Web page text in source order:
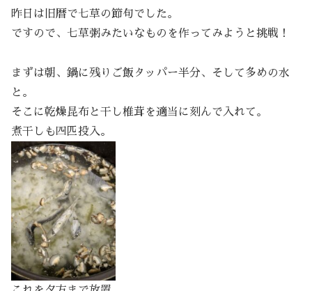
昨日は旧暦で七草の節句でした。
ですので、七草粥みたいなものを作ってみようと挑戦！
まずは朝、鍋に残りご飯タッパー半分、そして多めの水
と。
そこに乾燥昆布と干し椎茸を適当に刻んで入れて。
煮干しも四匹投入。